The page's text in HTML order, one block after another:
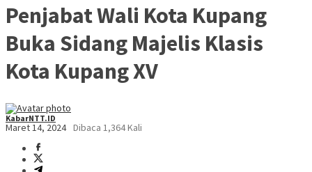
Penjabat Wali Kota Kupang
Buka Sidang Majelis Klasis
Kota Kupang XV
KabarNTT.ID
Maret 14, 2024 Dibaca 1,364 Kali